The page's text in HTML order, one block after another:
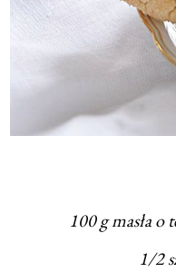
100 g masła
1/2